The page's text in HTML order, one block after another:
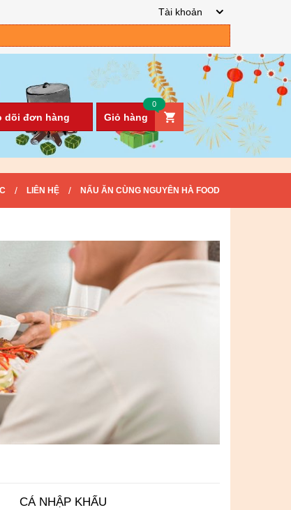
Tài khoản
dõi đơn hàng Giỏ hàng
0
/ LIÊN HỆ / NẤU ĂN CÙNG NGUYÊN HÀ FOOD
CÁ NHẬP KHẨU